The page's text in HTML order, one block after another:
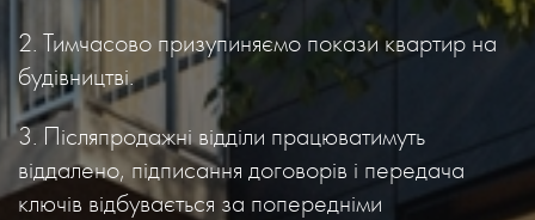
2. Тимчасово призупиняємо покази квартир на
будівництві.
3. Післяпродажні відділи працюватимуть
віддалено, підписання договорів і передача
ключів відбувається за попередніми